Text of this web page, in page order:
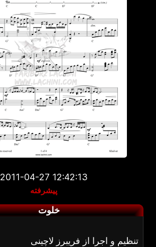
2011-04-27 12:42:13
پیشرفته
خلوت
تنظیم و اجرا از فریبرز لاچینی